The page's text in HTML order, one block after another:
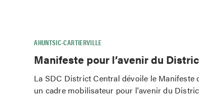
AHUNTSIC-CARTIERVILLE
Manifeste pour l’avenir du
La SDC District Central dévoile le Manifeste
un cadre mobilisateur pour l'avenir du